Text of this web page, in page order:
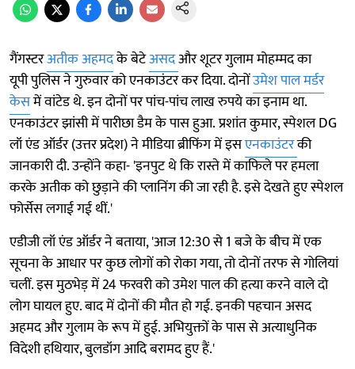
गैंगस्टरअतीक अहमदके बेटेअसदऔर शूटर गुलाम मोहम्मद का
यूपी पुलिस ने गुरुवार को एनकाउंटर कर दिया. दोनोंउमेश पाल मर्डर
केसमें वांटेड थे. इन दोनों पर पांच-पांच लाख रुपये का इनाम था.
एनकाउंटर झांसी में पारीछा डैम के पास हुआ. प्रशांत कुमार, स्पेशल DG
लॉ एंड ऑर्डर (उत्तर प्रदेश) ने मीडिया ब्रीफिंग में इसएनकाउंटरकी
जानकारी दी. उन्होंने कहा- 'इनपुट थे कि रास्ते में काफिले पर हमला
करके अतीक को छुड़ाने की प्लानिंग की जा रही है. इसे देखते हुए स्पेशल
फोर्सेस लगाई गई थीं.'
एडीजी लॉ एंड ऑर्डर ने बताया, 'आज 12:30 से 1 बजे के बीच में एक
सूचना के आधार पर कुछ लोगों को रोका गया, तो दोनों तरफ से गोलियां
चलीं. इस मुठभेड़ में 24 फरवरी को उमेश पाल की हत्या करने वाले दो
लोग घायल हुए. बाद में दोनों की मौत हो गई. इनकी पहचान असद
अहमद और गुलाम के रूप में हुई. अभियुक्तों के पास से अत्याधुनिक
विदेशी हथियार, बुलडॉग आदि बरामद हुए हैं.'